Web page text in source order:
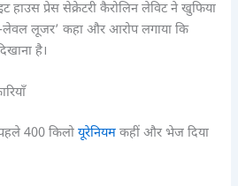
हाउस प्रेस सेक्रेटरी कैरोलिन लेविट ने खुफिया
लेवल लूजर’ कहा और आरोप लगाया कि
है।
400 किलोयूरेनियम कहीं और भेज दिया